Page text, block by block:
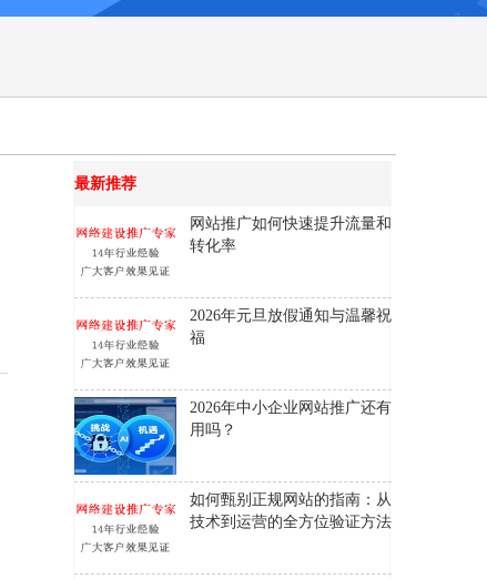
最新推荐
网站推广如何快速提升流量和
转化率
2026年元旦放假通知与温馨祝
福
2026年中小企业网站推广还有
用吗？
如何甄别正规网站的指南：从
技术到运营的全方位验证方法